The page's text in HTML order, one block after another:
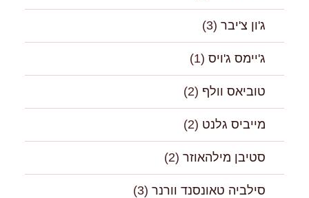
ג'ון צ'יבר (3)
ג'יימס ג'ויס (1)
טוביאס וולף (2)
מייביס גלנט (2)
סטיבן מילהאוזר (2)
סילביה טאונסנד וורנר (3)